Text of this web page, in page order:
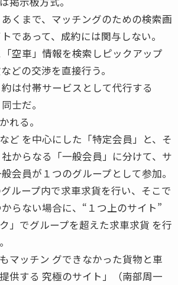
あくまで、マッチングのための検索画
であって、成約には関与しない。
空車」情報を検索しピックアップ
どの交渉を直接行う。
は付帯サービスとして代行する
士だ。
れる。
ど を中心にした「特定会員」と、そ
からなる「一般会員」に分けて、サ
会員が１つのグループとして参加。
ループ内で求車求貨を行い、そこで
らない場合に、“１つ上のサイト”
」でグループを超えた求車求貨 を行
マッチン グできなかった貨物と車
供する 究極のサイト」（南部周一